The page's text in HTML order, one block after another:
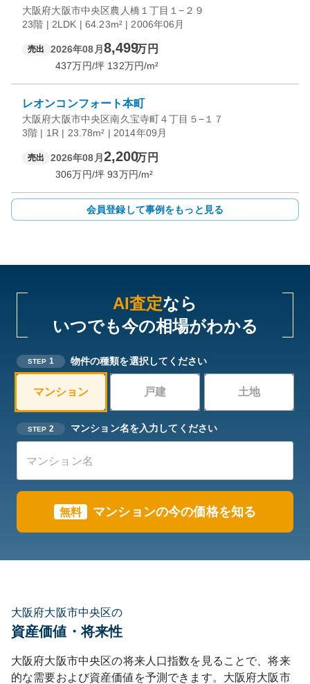
大阪府大阪市中央区農人橋１丁目１−２９
23階 | 2LDK | 64.23m² | 2006年06月
売出 2026年08月 8,499万円
437万円/坪 132万円/m²
レオンコンフォート本町
大阪府大阪市中央区南久宝寺町４丁目５−１７
3階 | 1R | 23.78m² | 2014年09月
売出 2026年08月 2,200万円
306万円/坪 93万円/m²
会員登録して事例をもっと見る
AI査定なら
いつでも今の相場がわかる
STEP 1 物件の種類を選択してください
マンション 戸建 土地
STEP 2 マンション名を入力してください
無料 マンションの今の価格を知る
大阪府大阪市中央区の
資産価値・将来性
大阪府大阪市中央区の将来人口指数を見ることで、将来
的な需要および資産価値を予測できます。 大阪府大阪市